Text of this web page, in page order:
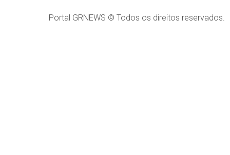
Portal GRNEWS © Todos os direitos reservados.